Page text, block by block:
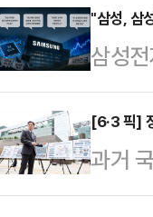
란 행
러나
청했
실상
노조
따르
회사
대화
를 공
"삼성, 삼
삼성
고 있
부만
고 있
야 한
[6·3 픽]
과거
건'이